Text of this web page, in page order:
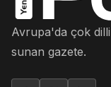
Avrupa'da çok
sunan gazete.